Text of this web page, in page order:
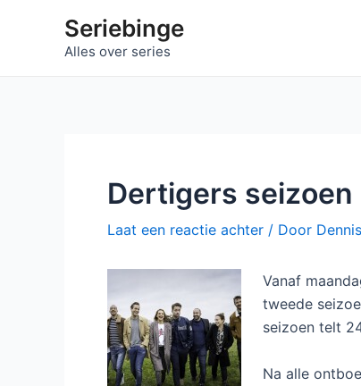
Seriebinge
Alles over series
Dertigers seizoen
Laat een reactie achter / Door Dennis
Vanaf
tweede
seizoen telt
Na alle